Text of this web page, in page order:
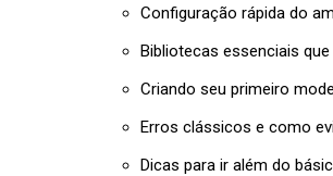
Configuração rápida do
Bibliotecas essenciais
Criando seu primeiro
Erros clássicos e como
Dicas para ir além do